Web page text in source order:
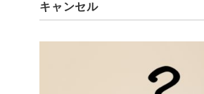
キャンセル